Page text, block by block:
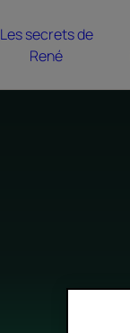
Les secrets de
René